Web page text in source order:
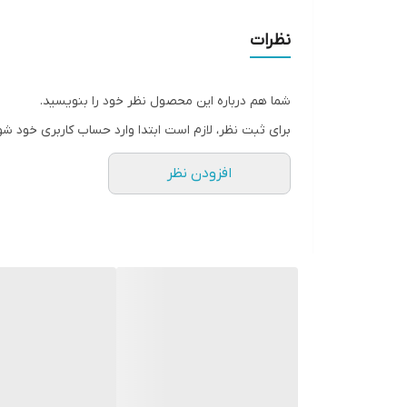
نظرات
شما هم درباره این محصول نظر خود را بنویسید.
برای ثبت نظر، لازم است ابتدا وارد حساب کاربری خود
افزودن نظر